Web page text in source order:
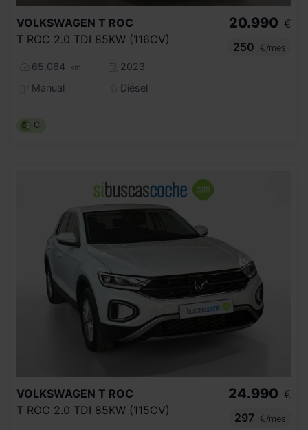
VOLKSWAGEN T ROC
T ROC 2.0 TDI 85KW (116CV)
65.064 km
2023
Manual
Diésel
20.990 €
250
€/mes
C
VOLKSWAGEN T ROC
T ROC 2.0 TDI 85KW (115CV)
24.990 €
297
€/mes